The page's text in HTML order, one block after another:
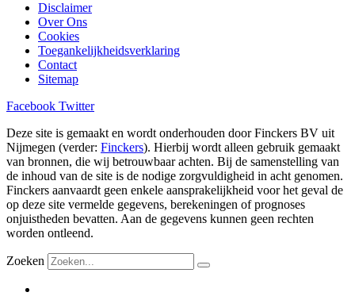
Disclaimer
Over Ons
Cookies
Toegankelijkheidsverklaring
Contact
Sitemap
Facebook Twitter
Deze site is gemaakt en wordt onderhouden door Finckers BV uit
Nijmegen (verder: Finckers). Hierbij wordt alleen gebruik gemaakt
van bronnen, die wij betrouwbaar achten. Bij de samenstelling van
de inhoud van de site is de nodige zorgvuldigheid in acht genomen.
Finckers aanvaardt geen enkele aansprakelijkheid voor het geval de
op deze site vermelde gegevens, berekeningen of prognoses
onjuistheden bevatten. Aan de gegevens kunnen geen rechten
worden ontleend.
Zoeken